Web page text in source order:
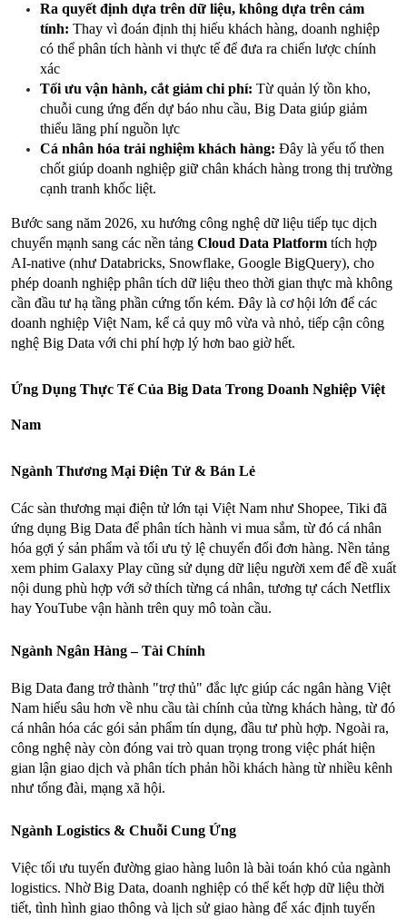
Ra quyết định dựa trên dữ liệu, không dựa trên cảm
tính: Thay vì đoán định thị hiếu khách hàng, doanh nghiệp
có thể phân tích hành vi thực tế để đưa ra chiến lược chính
xác
Tối ưu vận hành, cắt giảm chi phí: Từ quản lý tồn kho,
chuỗi cung ứng đến dự báo nhu cầu, Big Data giúp giảm
thiểu lãng phí nguồn lực
Cá nhân hóa trải nghiệm khách hàng: Đây là yếu tố then
chốt giúp doanh nghiệp giữ chân khách hàng trong thị trường
cạnh tranh khốc liệt.
Bước sang năm 2026, xu hướng công nghệ dữ liệu tiếp tục dịch
chuyển mạnh sang các nền tảng Cloud Data Platform tích hợp
AI-native (như Databricks, Snowflake, Google BigQuery), cho
phép doanh nghiệp phân tích dữ liệu theo thời gian thực mà không
cần đầu tư hạ tầng phần cứng tốn kém. Đây là cơ hội lớn để các
doanh nghiệp Việt Nam, kể cả quy mô vừa và nhỏ, tiếp cận công
nghệ Big Data với chi phí hợp lý hơn bao giờ hết.
Ứng Dụng Thực Tế Của Big Data Trong Doanh Nghiệp Việt
Nam
Ngành Thương Mại Điện Tử & Bán Lẻ
Các sàn thương mại điện tử lớn tại Việt Nam như Shopee, Tiki đã
ứng dụng Big Data để phân tích hành vi mua sắm, từ đó cá nhân
hóa gợi ý sản phẩm và tối ưu tỷ lệ chuyển đổi đơn hàng. Nền tảng
xem phim Galaxy Play cũng sử dụng dữ liệu người xem để đề xuất
nội dung phù hợp với sở thích từng cá nhân, tương tự cách Netflix
hay YouTube vận hành trên quy mô toàn cầu.
Ngành Ngân Hàng – Tài Chính
Big Data đang trở thành "trợ thủ" đắc lực giúp các ngân hàng Việt
Nam hiểu sâu hơn về nhu cầu tài chính của từng khách hàng, từ đó
cá nhân hóa các gói sản phẩm tín dụng, đầu tư phù hợp. Ngoài ra,
công nghệ này còn đóng vai trò quan trọng trong việc phát hiện
gian lận giao dịch và phân tích phản hồi khách hàng từ nhiều kênh
như tổng đài, mạng xã hội.
Ngành Logistics & Chuỗi Cung Ứng
Việc tối ưu tuyến đường giao hàng luôn là bài toán khó của ngành
logistics. Nhờ Big Data, doanh nghiệp có thể kết hợp dữ liệu thời
tiết, tình hình giao thông và lịch sử giao hàng để xác định tuyến